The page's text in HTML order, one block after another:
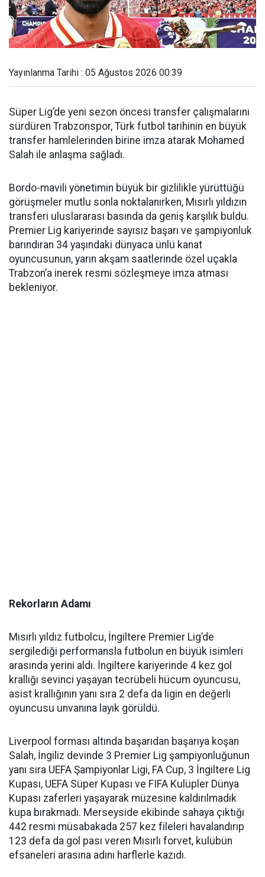
Yayınlanma Tarihi : 05 Ağustos 2026 00:39
Süper Lig’de yeni sezon öncesi transfer çalışmalarını
sürdüren Trabzonspor, Türk futbol tarihinin en büyük
transfer hamlelerinden birine imza atarak Mohamed
Salah ile anlaşma sağladı.
Bordo-mavili yönetimin büyük bir gizlilikle yürüttüğü
görüşmeler mutlu sonla noktalanırken, Mısırlı yıldızın
transferi uluslararası basında da geniş karşılık buldu.
Premier Lig kariyerinde sayısız başarı ve şampiyonluk
barındıran 34 yaşındaki dünyaca ünlü kanat
oyuncusunun, yarın akşam saatlerinde özel uçakla
Trabzon’a inerek resmi sözleşmeye imza atması
bekleniyor.
Rekorların Adamı
Mısırlı yıldız futbolcu, İngiltere Premier Lig’de
sergilediği performansla futbolun en büyük isimleri
arasında yerini aldı. İngiltere kariyerinde 4 kez gol
krallığı sevinci yaşayan tecrübeli hücum oyuncusu,
asist krallığının yanı sıra 2 defa da ligin en değerli
oyuncusu unvanına layık görüldü.
Liverpool forması altında başarıdan başarıya koşan
Salah, İngiliz devinde 3 Premier Lig şampiyonluğunun
yanı sıra UEFA Şampiyonlar Ligi, FA Cup, 3 İngiltere Lig
Kupası, UEFA Süper Kupası ve FIFA Kulüpler Dünya
Kupası zaferleri yaşayarak müzesine kaldırılmadık
kupa bırakmadı. Merseyside ekibinde sahaya çıktığı
442 resmi müsabakada 257 kez fileleri havalandırıp
123 defa da gol pası veren Mısırlı forvet, kulübün
efsaneleri arasına adını harflerle kazıdı.